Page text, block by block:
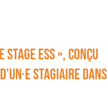
ESS », conçu
stagiaire dans